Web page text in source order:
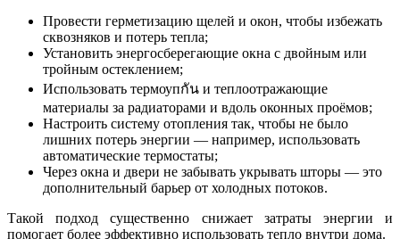
Провести герметизацию щелей и окон, чтобы избежать
сквозняков и потерь тепла;
Установить энергосберегающие окна с двойным или
тройным остеклением;
Использовать термоупกัน и теплоотражающие
материалы за радиаторами и вдоль оконных проёмов;
Настроить систему отопления так, чтобы не было
лишних потерь энергии — например, использовать
автоматические термостаты;
Через окна и двери не забывать укрывать шторы — это
дополнительный барьер от холодных потоков.
Такой подход существенно снижает затраты энергии и
помогает более эффективно использовать тепло внутри дома.